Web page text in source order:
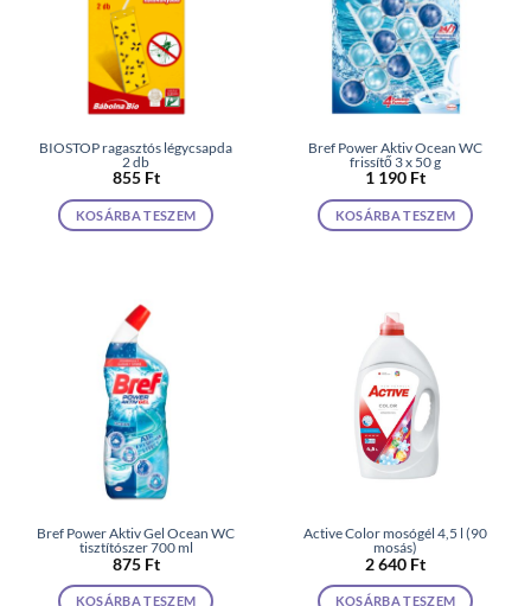
BIOSTOP ragasztós légycsapda
2 db
855 Ft
KOSÁRBA TESZEM
Bref Power Aktiv Ocean WC
frissítő 3 x 50 g
1 190 Ft
KOSÁRBA TESZEM
Bref Power Aktiv Gel Ocean WC
tisztítószer 700 ml
875 Ft
KOSÁRBA TESZEM
Active Color mosógél 4,5 l (90
mosás)
2 640 Ft
KOSÁRBA TESZEM